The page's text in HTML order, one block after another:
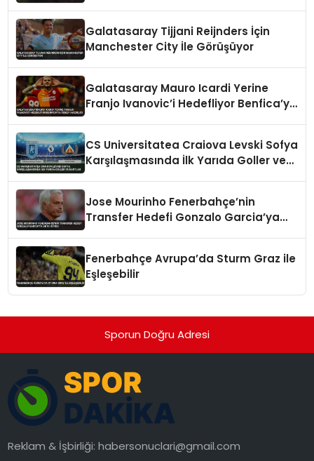
Galatasaray Tijjani Reijnders İçin
Manchester City İle Görüşüyor
Galatasaray Mauro Icardi Yerine
Franjo Ivanovic’i Hedefliyor Benfica’ya
CS Universitatea Craiova Levski Sofya
Karşılaşmasında İlk Yarıda Goller ve
Jose Mourinho Fenerbahçe’nin
Transfer Hedefi Gonzalo Garcia’ya
Fenerbahçe Avrupa’da Sturm Graz ile
Eşleşebilir
Sporun Doğru Adresi
Reklam & İşbirliği:habersonuclari@gmail.com